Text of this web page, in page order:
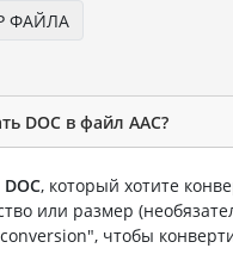
ФАЙЛА
DOC в файл AAC?
DOC, который хотите
или размер
чтобы